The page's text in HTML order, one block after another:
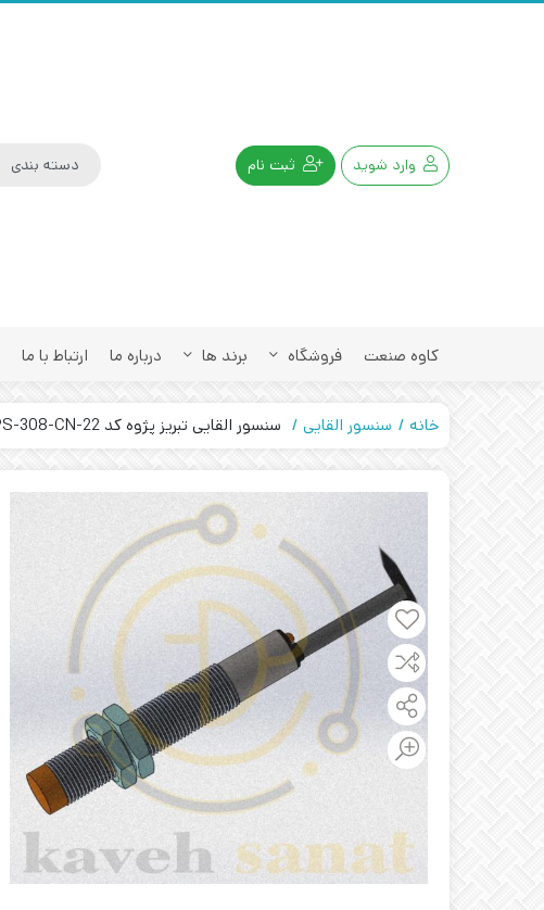
وارد شوید ثبت نام
کاوه صنعت فروشگاه برند ها درباره ما ارتباط با ما
خانه سنسور القایی سنسور القایی تبریز پژوه کد IPS-308-CN-22